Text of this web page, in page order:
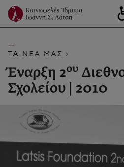
ΤΑ ΝΕΑ ΜΑΣ ›
Έναρξη 2ου
Σχολείου | 2010